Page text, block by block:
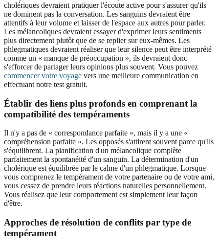
cholériques devraient pratiquer l'écoute active pour s'assurer qu'ils
ne dominent pas la conversation. Les sanguins devraient être
attentifs à leur volume et laisser de l'espace aux autres pour parler.
Les mélancoliques devraient essayer d'exprimer leurs sentiments
plus directement plutôt que de se replier sur eux-mêmes. Les
phlegmatiques devraient réaliser que leur silence peut être interprété
comme un « manque de préoccupation », ils devraient donc
s'efforcer de partager leurs opinions plus souvent. Vous pouvez
commencer votre voyage vers une meilleure communication en
effectuant notre test gratuit.
Établir des liens plus profonds en comprenant la
compatibilité des tempéraments
Il n'y a pas de « correspondance parfaite », mais il y a une «
compréhension parfaite ». Les opposés s'attirent souvent parce qu'ils
s'équilibrent. La planification d'un mélancolique complète
parfaitement la spontanéité d'un sanguin. La détermination d'un
cholérique est équilibrée par le calme d'un phlegmatique. Lorsque
vous comprenez le tempérament de votre partenaire ou de votre ami,
vous cessez de prendre leurs réactions naturelles personnellement.
Vous réalisez que leur comportement est simplement leur façon
d'être.
Approches de résolution de conflits par type de
tempérament